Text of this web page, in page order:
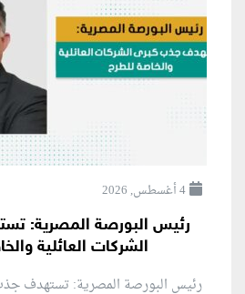
4 أغسطس, 2026
رئيس البورصة المصرية:
الشركات العائلية
رئيس البورصة المصرية: تستهدف